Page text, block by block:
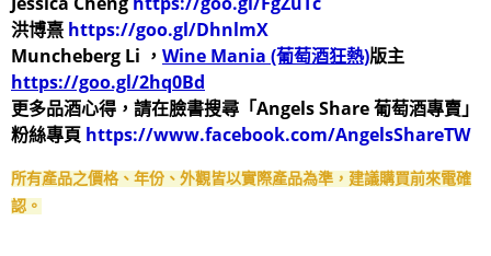
洪博熹 https://goo.gl/DhnlmX
Muncheberg Li ， Wine Mania (葡萄酒狂熱)版主
https://goo.gl/2hq0Bd
更多品酒心得，請在臉書搜尋「Angels Share 葡萄酒專賣」
粉絲專頁 https://www.facebook.com/AngelsShareTW
所有產品之價格、年份、外觀皆以實際產品為準，建議購買前來電確
認。